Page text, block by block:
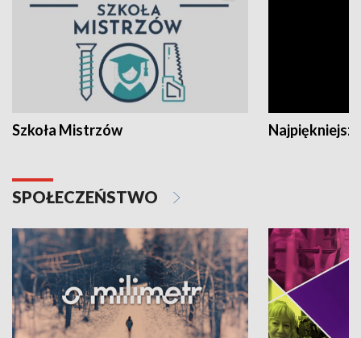
Szkoła Mistrzów
SPOŁECZEŃSTWO